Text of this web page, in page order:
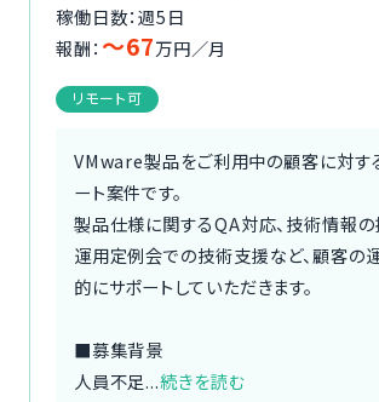
稼働日数：週5日
報酬： 〜67万円／月
リモート可
VMware製品をご利用中の顧客に対す
ート案件です。
製品仕様に関するQA対応、技術情報の
運用定例会での技術支援など、顧客の
的にサポートしていただきます。
■募集背景
人員不足...続きを読む